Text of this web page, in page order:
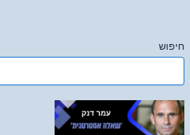
חיפוש